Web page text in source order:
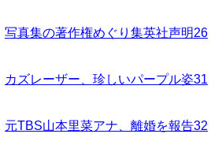
写真集の著作権めぐり集英社声明26
カズレーザー、珍しいパープル姿31
元TBS山本里菜アナ、離婚を報告32